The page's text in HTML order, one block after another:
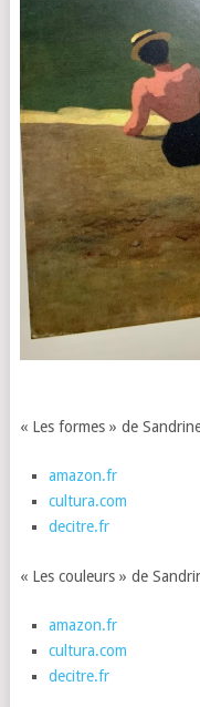
« Les formes » de
amazon.fr
cultura.com
decitre.fr
« Les couleurs » de
amazon.fr
cultura.com
decitre.fr